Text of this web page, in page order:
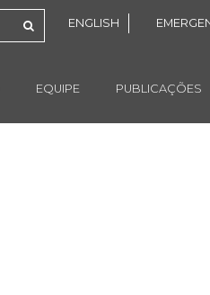
ENGLISH
EQUIPE PUBLICAÇÕES